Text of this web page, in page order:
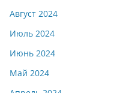
Август 2024
Июль 2024
Июнь 2024
Май 2024